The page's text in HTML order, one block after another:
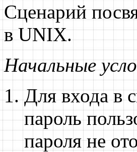
Сценарий
в UNIX.
Начальные
Для входа в
пароль
пароля не